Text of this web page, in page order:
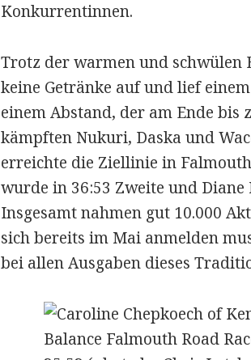
Konkurrentinnen.
Trotz der warmen und schwülen
keine Getränke auf und lief
einem Abstand, der am Ende
kämpften Nukuri, Daska und
erreichte die Ziellinie in
wurde in 36:53 Zweite und
Insgesamt nahmen gut 10.000
sich bereits im Mai anmelden
bei allen Ausgaben dieses